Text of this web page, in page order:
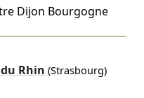
Dijon Bourgogne
Rhin (Strasbourg)